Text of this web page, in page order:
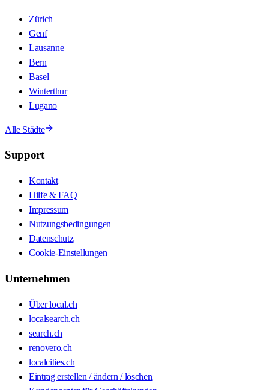
Zürich
Genf
Lausanne
Bern
Basel
Winterthur
Lugano
Alle Städte
Support
Kontakt
Hilfe & FAQ
Impressum
Nutzungsbedingungen
Datenschutz
Cookie-Einstellungen
Unternehmen
Über local.ch
localsearch.ch
search.ch
renovero.ch
localcities.ch
Eintrag erstellen / ändern / löschen